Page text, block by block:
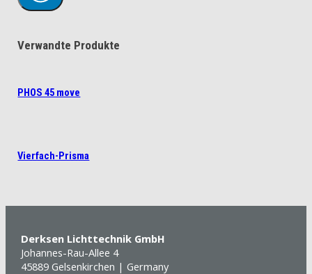
Verwandte Produkte
PHOS 45 move
Vierfach-Prisma
Derksen Lichttechnik GmbH
Johannes-Rau-Allee 4
45889 Gelsenkirchen | Germany